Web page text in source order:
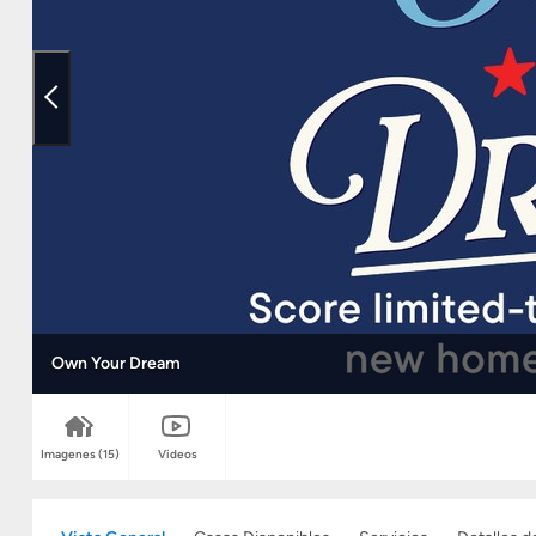
Own Your Dream
Imagenes(15) Videos